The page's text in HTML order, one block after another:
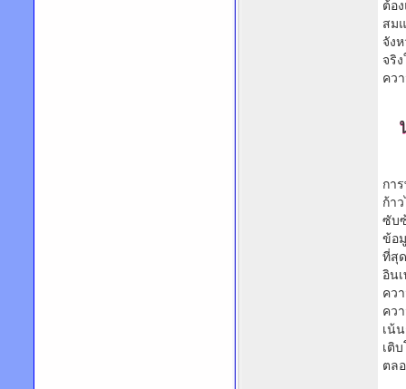
ต้อ
สม
จัง
จริ
คว
กา
ก้า
ซับ
ข้อ
ที่สุ
อิน
คว
คว
เน้
เติ
ตล